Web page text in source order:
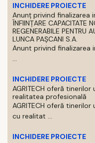
INCHIDERE PROIECTE
Anunț privind finalizarea
ÎNFIINȚARE CAPACITATE
REGENERABILE PENTRU
LUNCA PAȘCANI S.A.
Anunt privind finalizarea
...
INCHIDERE PROIECTE
AGRITECH oferă
realitatea profesională
AGRITECH oferă
cu realitat ...
INCHIDERE PROIECTE